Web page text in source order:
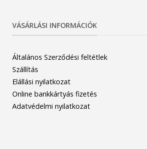
VÁSÁRLÁSI INFORMÁCIÓK
Általános Szerződési feltétlek
Szállítás
Elállási nyilatkozat
Online bankkártyás fizetés
Adatvédelmi nyilatkozat